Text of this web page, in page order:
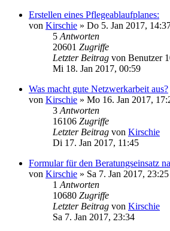
Erstellen eines Pflegeablaufplanes:
von Kirschie » Do 5. Jan 2017,
5 Antworten
20601 Zugriffe
Letzter Beitrag von Benutzer
Mi 18. Jan 2017, 00:59
Was macht gute Netzwerkarbeit aus?
von Kirschie » Mo 16. Jan 2017,
3 Antworten
16106 Zugriffe
Letzter Beitrag von Kirschie
Di 17. Jan 2017, 11:45
Formular für den Beratungseinsatz
von Kirschie » Sa 7. Jan 2017, 23:25
1 Antworten
10680 Zugriffe
Letzter Beitrag von Kirschie
Sa 7. Jan 2017, 23:34